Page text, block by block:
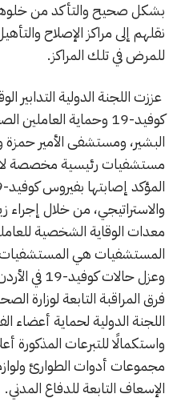
نقلهم إلى مراكز الإصلاح
للمرض في تلك المراكز.
عززت اللجنة الدولية التدابير
كوفيد-19 وحماية
مستشفيات رئيسية مخصصة
والاستراتيجي، من خلال إجراء
معدات الوقاية الشخصية
المستشفيات هي المستشفيات
وعزل حالات
فرق المراقبة التابعة لوزارة
اللجنة الدولية لحماية أعضاء
واستكمالًا للتبرعات المذكورة
مجموعات أدوات الطوارئ
الإسعاف التابعة للدفاع المدني.